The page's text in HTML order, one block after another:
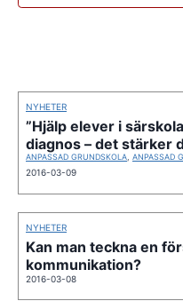
NYHETER
”Hjälp elever i
diagnos – det stärker
ANPASSAD GRUNDSKOLA, ANPASSAD
2016-03-09
NYHETER
Kan man teckna en
kommunikation?
2016-03-08